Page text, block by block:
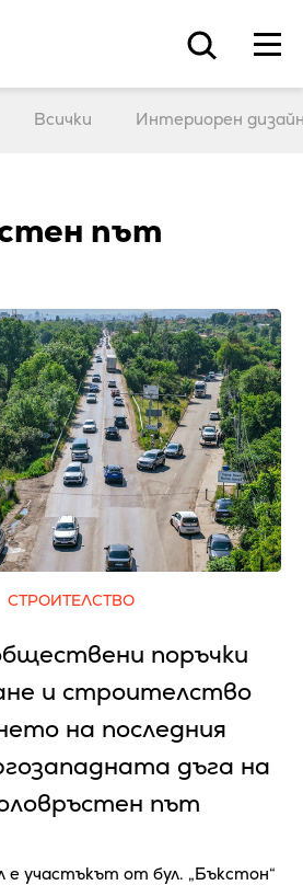
Всички Интериорен
път
СТРОИТЕЛСТВО
поръчки
и строителство
на последния
дъга на
път
участъкът от бул. „Бъкстон“